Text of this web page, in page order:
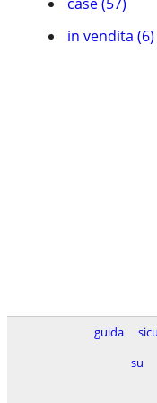
in vendita (6)
guida
su